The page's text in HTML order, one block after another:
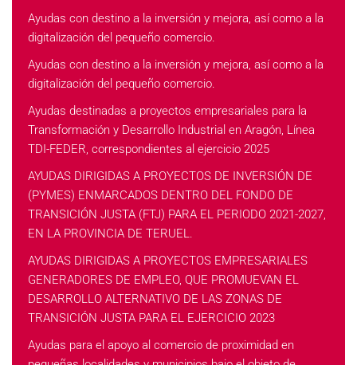
Ayudas con destino a la inversión y mejora, así como a la
digitalización del pequeño comercio.
Ayudas con destino a la inversión y mejora, así como a la
digitalización del pequeño comercio.
Ayudas destinadas a proyectos empresariales para la
Transformación y Desarrollo Industrial en Aragón, Línea
TDI-FEDER, correspondientes al ejercicio 2025
AYUDAS DIRIGIDAS A PROYECTOS DE INVERSIÓN DE
(PYMES) ENMARCADOS DENTRO DEL FONDO DE
TRANSICIÓN JUSTA (FTJ) PARA EL PERIODO 2021-2027,
EN LA PROVINCIA DE TERUEL.
AYUDAS DIRIGIDAS A PROYECTOS EMPRESARIALES
GENERADORES DE EMPLEO, QUE PROMUEVAN EL
DESARROLLO ALTERNATIVO DE LAS ZONAS DE
TRANSICIÓN JUSTA PARA EL EJERCICIO 2023
Ayudas para el apoyo al comercio de proximidad en